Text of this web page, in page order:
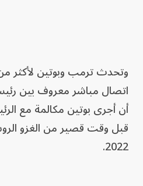
وتحدث ترمب وبوتين لأكثر
اتصال مباشر معروف بين
أن أجرى بوتين مكالمة مع
قبل وقت قصير من الغزو
2022.